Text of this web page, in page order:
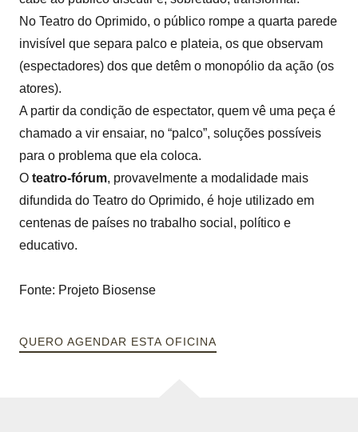
No Teatro do Oprimido, o público rompe a quarta parede
invisível que separa palco e plateia, os que observam
(espectadores) dos que detêm o monopólio da ação (os
atores).
A partir da condição de espectator, quem vê uma peça é
chamado a vir ensaiar, no “palco”, soluções possíveis
para o problema que ela coloca.
O teatro-fórum, provavelmente a modalidade mais
difundida do Teatro do Oprimido, é hoje utilizado em
centenas de países no trabalho social, político e
educativo.
Fonte: Projeto Biosense
QUERO AGENDAR ESTA OFICINA